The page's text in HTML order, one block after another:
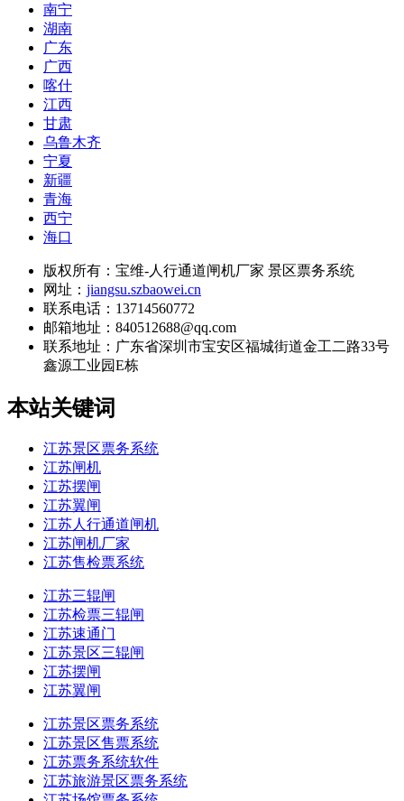
南宁
湖南
广东
广西
喀什
江西
甘肃
乌鲁木齐
宁夏
新疆
青海
西宁
海口
版权所有：宝维-人行通道闸机厂家 景区票务系统
网址： jiangsu.szbaowei.cn
联系电话：13714560772
邮箱地址：840512688@qq.com
联系地址： 广东省深圳市宝安区福城街道金工二路33号
鑫源工业园E栋
本站关键词
江苏景区票务系统
江苏闸机
江苏摆闸
江苏翼闸
江苏人行通道闸机
江苏闸机厂家
江苏售检票系统
江苏三辊闸
江苏检票三辊闸
江苏速通门
江苏景区三辊闸
江苏摆闸
江苏翼闸
江苏景区票务系统
江苏景区售票系统
江苏票务系统软件
江苏旅游景区票务系统